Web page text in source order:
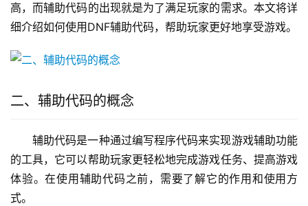
高，而辅助代码的出现就是为了满足玩家的需求。本文将详
细介绍如何使用DNF辅助代码，帮助玩家更好地享受游戏。
二、辅助代码的概念
辅助代码是一种通过编写程序代码来实现游戏辅助功能
的工具，它可以帮助玩家更轻松地完成游戏任务、提高游戏
体验。在使用辅助代码之前，需要了解它的作用和使用方
式。